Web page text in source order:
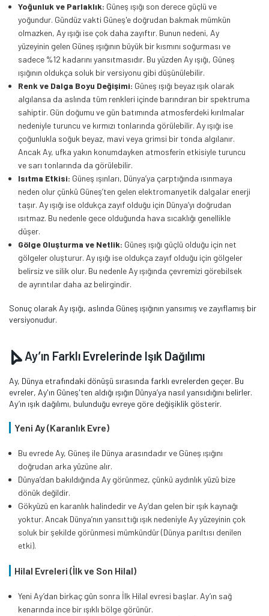
Yoğunluk ve Parlaklık: Güneş ışığı son derece güçlü ve
yoğundur. Gündüz vakti Güneş'e doğrudan bakmak mümkün
olmazken, Ay ışığı ise çok daha zayıftır. Bunun nedeni, Ay
yüzeyinin gelen Güneş ışığının büyük bir kısmını soğurması ve
sadece %12 kadarını yansıtmasıdır. Bu yüzden Ay ışığı, Güneş
ışığının oldukça soluk bir versiyonu gibi düşünülebilir.
Renk ve Dalga Boyu Değişimi: Güneş ışığı beyaz ışık olarak
algılansa da aslında tüm renkleri içinde barındıran bir spektruma
sahiptir. Gün doğumu ve gün batımında atmosferdeki kırılmalar
nedeniyle turuncu ve kırmızı tonlarında görülebilir. Ay ışığı ise
çoğunlukla soğuk beyaz, mavi veya grimsi bir tonda algılanır.
Ancak Ay, ufka yakın konumdayken atmosferin etkisiyle turuncu
ve sarı tonlarında da görülebilir.
Isıtma Etkisi: Güneş ışınları, Dünya’ya çarptığında ısınmaya
neden olur çünkü Güneş’ten gelen elektromanyetik dalgalar enerji
taşır. Ay ışığı ise oldukça zayıf olduğu için Dünya’yı doğrudan
ısıtmaz. Bu nedenle gece olduğunda hava sıcaklığı genellikle
düşer.
Gölge Oluşturma ve Netlik: Güneş ışığı güçlü olduğu için net
gölgeler oluşturur. Ay ışığı ise oldukça zayıf olduğu için gölgeler
belirsiz ve silik olur. Bu nedenle Ay ışığında çevremizi görebilsek
de ayrıntılar daha az belirgindir.
Sonuç olarak Ay ışığı, aslında Güneş ışığının yansımış ve zayıflamış bir
versiyonudur.
Ay’ın Farklı Evrelerinde Işık Dağılımı
Ay, Dünya etrafındaki dönüşü sırasında farklı evrelerden geçer. Bu
evreler, Ay'ın Güneş'ten aldığı ışığın Dünya’ya nasıl yansıdığını belirler.
Ay’ın ışık dağılımı, bulunduğu evreye göre değişiklik gösterir.
Yeni Ay (Karanlık Evre)
Bu evrede Ay, Güneş ile Dünya arasındadır ve Güneş ışığını
doğrudan arka yüzüne alır.
Dünya’dan bakıldığında Ay görünmez, çünkü aydınlık yüzü bize
dönük değildir.
Gökyüzü en karanlık halindedir ve Ay’dan gelen bir ışık kaynağı
yoktur. Ancak Dünya’nın yansıttığı ışık nedeniyle Ay yüzeyinin çok
soluk bir şekilde görünmesi mümkündür (Dünya parıltısı denilen
etki).
Hilal Evreleri (İlk ve Son Hilal)
Yeni Ay’dan birkaç gün sonra İlk Hilal evresi başlar. Ay’ın sağ
kenarında ince bir ışıklı bölge görünür.